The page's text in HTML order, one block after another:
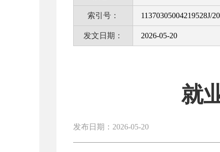
索引号： 11370305004219528J/
发文日期： 2026-05-20
就
发布日期：2026-05-20